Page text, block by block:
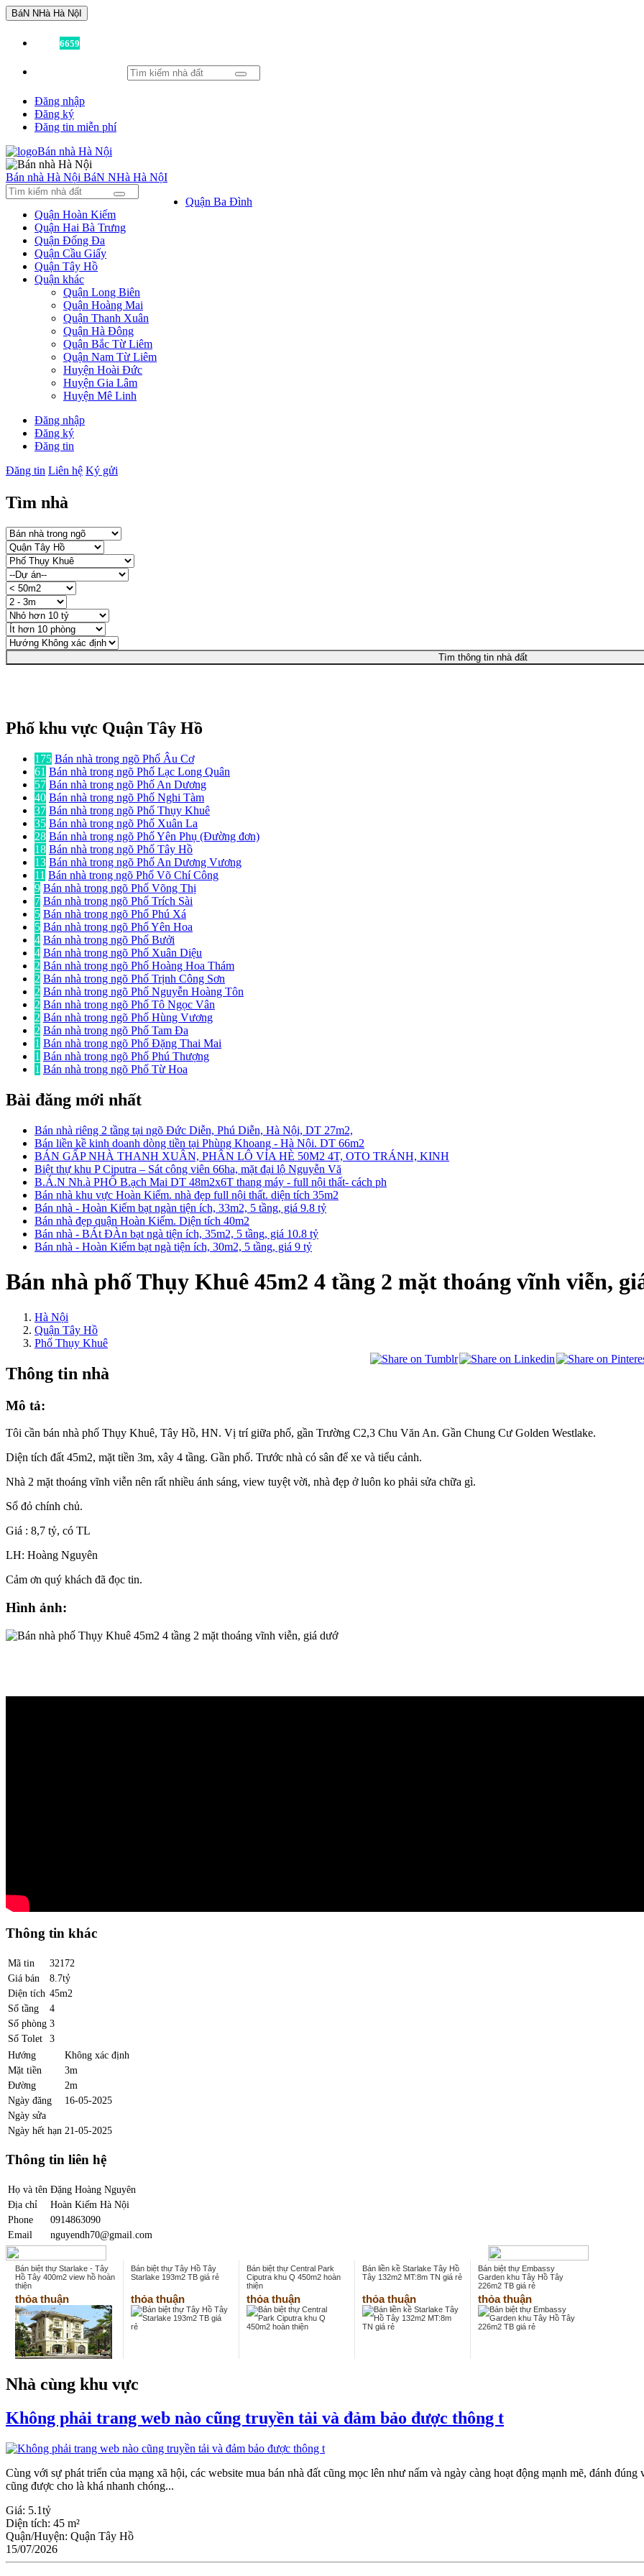
BáN NHà Hà NộI
6659
Đăng nhập
Đăng ký
Đăng tin miễn phí
Bán nhà Hà Nội BáN NHà Hà NộI
Quận Ba Đình
Quận Hoàn Kiếm
Quận Hai Bà Trưng
Quận Đống Đa
Quận Cầu Giấy
Quận Tây Hồ
Quận khác
Quận Long Biên
Quận Hoàng Mai
Quận Thanh Xuân
Quận Hà Đông
Quận Bắc Từ Liêm
Quận Nam Từ Liêm
Huyện Hoài Đức
Huyện Gia Lâm
Huyện Mê Linh
Đăng nhập
Đăng ký
Đăng tin
Đăng tin Liên hệ Ký gửi
Tìm nhà
Tìm thông tin nhà đất
Phố khu vực Quận Tây Hồ
175 Bán nhà trong ngõ Phố Âu Cơ
61 Bán nhà trong ngõ Phố Lạc Long Quân
57 Bán nhà trong ngõ Phố An Dương
40 Bán nhà trong ngõ Phố Nghi Tàm
37 Bán nhà trong ngõ Phố Thụy Khuê
35 Bán nhà trong ngõ Phố Xuân La
28 Bán nhà trong ngõ Phố Yên Phụ (Đường đơn)
18 Bán nhà trong ngõ Phố Tây Hồ
13 Bán nhà trong ngõ Phố An Dương Vương
11 Bán nhà trong ngõ Phố Võ Chí Công
9 Bán nhà trong ngõ Phố Võng Thị
7 Bán nhà trong ngõ Phố Trích Sài
5 Bán nhà trong ngõ Phố Phú Xá
5 Bán nhà trong ngõ Phố Yên Hoa
4 Bán nhà trong ngõ Phố Bưởi
4 Bán nhà trong ngõ Phố Xuân Diệu
2 Bán nhà trong ngõ Phố Hoàng Hoa Thám
2 Bán nhà trong ngõ Phố Trịnh Công Sơn
2 Bán nhà trong ngõ Phố Nguyễn Hoàng Tôn
2 Bán nhà trong ngõ Phố Tô Ngọc Vân
2 Bán nhà trong ngõ Phố Hùng Vương
2 Bán nhà trong ngõ Phố Tam Đa
1 Bán nhà trong ngõ Phố Đặng Thai Mai
1 Bán nhà trong ngõ Phố Phú Thượng
1 Bán nhà trong ngõ Phố Từ Hoa
Bài đăng mới nhất
Bán nhà riêng 2 tầng tại ngõ Đức Diễn, Phú Diễn, Hà Nội, DT 27m2,
Bán liền kề kinh doanh dòng tiền tại Phùng Khoang - Hà Nội. DT 66m2
BÁN GẤP NHÀ THANH XUÂN, PHÂN LÔ VỈA HÈ 50M2 4T, OTO TRÁNH, KINH
Biệt thự khu P Ciputra – Sát công viên 66ha, mặt đại lộ Nguyễn Vă
B.Á.N Nh.à PHỐ B.ạch Mai DT 48m2x6T thang máy - full nội thất- cách ph
Bán nhà khu vực Hoàn Kiếm. nhà đẹp full nội thất. diện tích 35m2
Bán nhà - Hoàn Kiếm bạt ngàn tiện ích, 33m2, 5 tầng, giá 9.8 tỷ
Bán nhà đẹp quận Hoàn Kiếm. Diện tích 40m2
Bán nhà - BÁt ĐÀn bạt ngà tiện ích, 35m2, 5 tầng, giá 10.8 tỷ
Bán nhà - Hoàn Kiếm bạt ngà tiện ích, 30m2, 5 tầng, giá 9 tỷ
Bán nhà phố Thụy Khuê 45m2 4 tầng 2 mặt thoáng vĩnh viễn,
Hà Nội
Quận Tây Hồ
Phố Thụy Khuê
Thông tin nhà
Mô tả:
Tôi cần bán nhà phố Thụy Khuê, Tây Hồ, HN. Vị trí giữa phố, gần Trường C2,3 Chu Văn An. Gần Chung Cư Golden Westlake.
Diện tích đất 45m2, mặt tiền 3m, xây 4 tầng. Gần phố. Trước nhà có sân để xe và tiểu cảnh.
Nhà 2 mặt thoáng vĩnh viễn nên rất nhiều ánh sáng, view tuyệt vời, nhà đẹp ở luôn ko phải sửa chữa gì.
Sổ đỏ chính chủ.
Giá : 8,7 tỷ, có TL
LH: Hoàng Nguyên
Cảm ơn quý khách đã đọc tin.
Hình ảnh:
Thông tin khác
Mã tin
32172
Giá bán
8.7tỷ
Diện tích 45m2
Số tầng
4
Số phòng 3
Số Tolet
3
Hướng
Không xác định
Mặt tiền
3m
Đường
2m
Ngày đăng
16-05-2025
Ngày sửa
Ngày hết hạn 21-05-2025
Thông tin liên hệ
Họ và tên Đặng Hoàng Nguyên
Địa chỉ
Hoàn Kiếm Hà Nội
Phone
0914863090
Email
nguyendh70@gmail.com
Bán biệt thự Starlake - Tây
Hồ Tây 400m2 view hồ hoàn
thiện
thỏa thuận
Bán biệt thự Tây Hồ Tây
Starlake 193m2 TB giá rẻ
thỏa thuận
Bán biệt thự Central Park
Ciputra khu Q 450m2 hoàn
thiện
thỏa thuận
Bán liền kề Starlake Tây Hồ
Tây 132m2 MT:8m TN giá rẻ
thỏa thuận
Bán biệt thự Embassy
Garden khu Tây Hồ Tây
226m2 TB giá rẻ
thỏa thuận
Nhà cùng khu vực
Không phải trang web nào cũng truyền tải và đảm bảo được thông t
Cùng với sự phát triển của mạng xã hội, các website mua bán nhà đất cũng mọc lên như nấm và ngày càng hoạt động mạnh mẽ, đánh
cũng được cho là khá nhanh chóng...
Giá: 5.1tỷ
Diện tích: 45 m²
Quận/Huyện: Quận Tây Hồ
15/07/2026